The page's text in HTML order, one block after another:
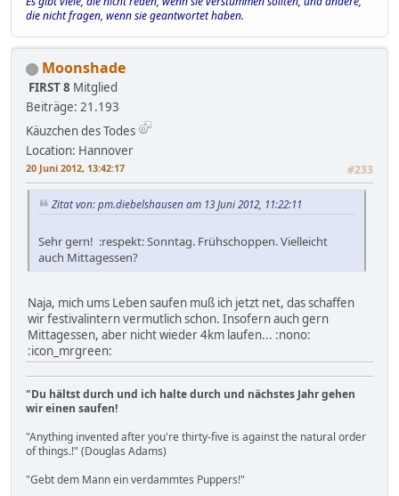
die nicht fragen, wenn sie geantwortet haben.
Moonshade
FIRST 8 Mitglied
Beiträge: 21.193
Käuzchen des Todes
Location: Hannover
20 Juni 2012, 13:42:17 #233
Zitat von: pm.diebelshausen am 13 Juni 2012, 11:22:11
Sehr gern! :respekt: Sonntag. Frühschoppen. Vielleicht
auch Mittagessen?
Naja, mich ums Leben saufen muß ich jetzt net, das schaffen
wir festivalintern vermutlich schon. Insofern auch gern
Mittagessen, aber nicht wieder 4km laufen... :nono:
:icon_mrgreen:
"Du hältst durch und ich halte durch und nächstes Jahr gehen
wir einen saufen!
"Anything invented after you're thirty-five is against the natural order
of things.!" (Douglas Adams)
"Gebt dem Mann ein verdammtes Puppers!"